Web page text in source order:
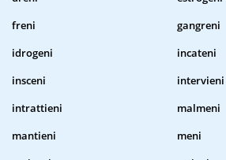
freni
gangreni
idrogeni
incateni
insceni
intervieni
intrattieni
malmeni
mantieni
meni